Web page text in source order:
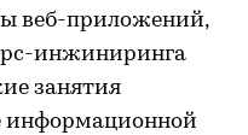
веб-приложений,
инжиниринга
занятия
информационной